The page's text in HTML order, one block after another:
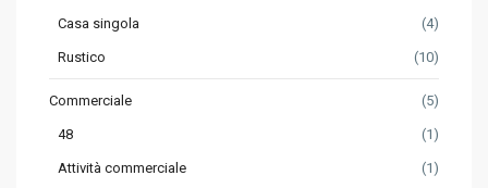
Casa singola (4)
Rustico (10)
Commerciale (5)
48 (1)
Attività commerciale (1)